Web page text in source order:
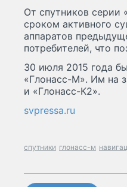
От спутников серии
сроком активного
аппаратов
потребителей, что
30 июля 2015 года
«Глонасс-М». Им на
и «Глонасс-К2».
svpressa.ru
спутники глонасс-м